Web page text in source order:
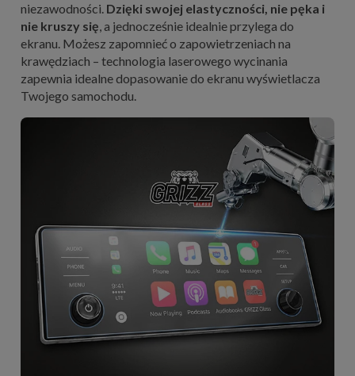
niezawodności. Dzięki swojej elastyczności, nie pęka i
nie kruszy się, a jednocześnie idealnie przylega do
ekranu. Możesz zapomnieć o zapowietrzeniach na
krawędziach – technologia laserowego wycinania
zapewnia idealne dopasowanie do ekranu wyświetlacza
Twojego samochodu.